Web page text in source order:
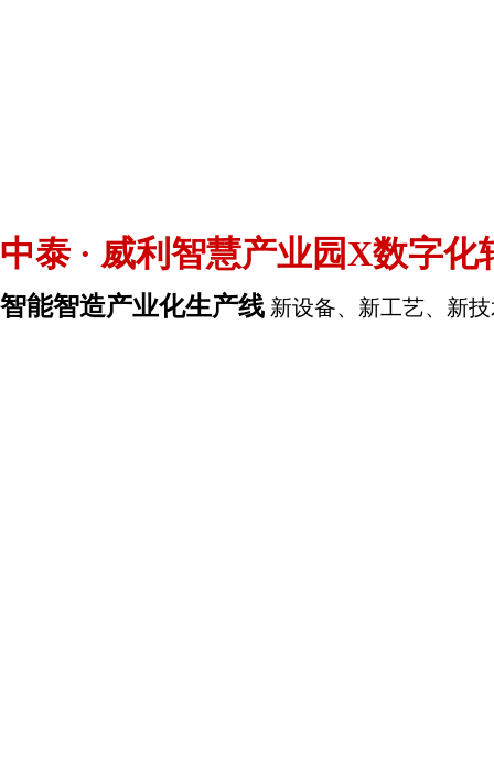
中泰 · 威利智慧产业园X数字化
智能智造产业化生产线 新设备、新工艺、新